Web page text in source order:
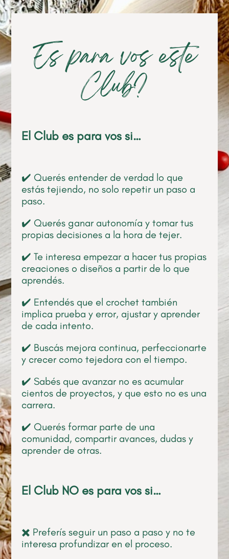
Es para vos este
Club?
El Club es para vos si…
✔️ Querés entender de verdad lo que
estás tejiendo, no solo repetir un paso a
paso.
✔️ Querés ganar autonomía y tomar tus
propias decisiones a la hora de tejer.
✔️ Te interesa empezar a hacer tus propias
creaciones o diseños a partir de lo que
aprendés.
✔️ Entendés que el crochet también
implica prueba y error, ajustar y aprender
de cada intento.
✔️ Buscás mejora continua, perfeccionarte
y crecer como tejedora con el tiempo.
✔️ Sabés que avanzar no es acumular
cientos de proyectos, y que esto no es una
carrera.
✔️ Querés formar parte de una
comunidad, compartir avances, dudas y
aprender de otras.
El Club NO es para vos si…
✖️ Preferís seguir un paso a paso y no te
interesa profundizar en el proceso.